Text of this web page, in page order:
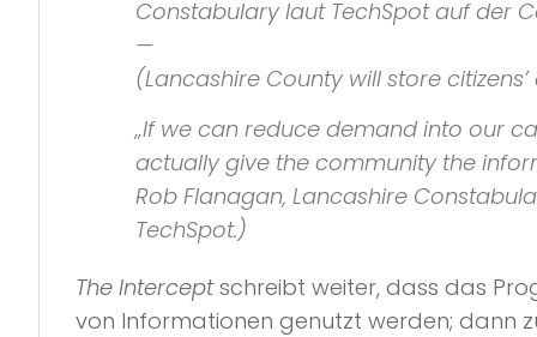
Constabulary laut TechSpotauf der
—
(Lancashire County will store
„If we can reduce demand into our
actually give the community the
Rob Flanagan, Lancashire
TechSpot.)
The Interceptschreibt weiter, dass das
von Informationen genutzt werden; dann